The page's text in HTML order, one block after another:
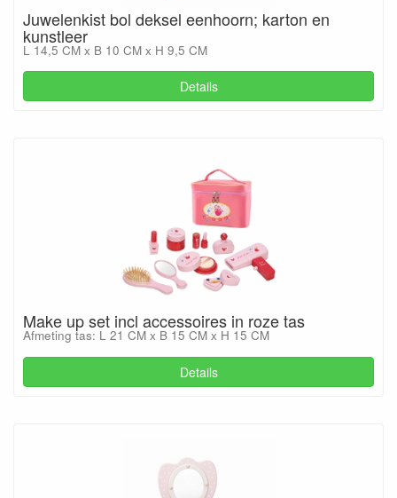
Juwelenkist bol deksel eenhoorn; karton en
kunstleer
L 14,5 CM x B 10 CM x H 9,5 CM
Details
Make up set incl accessoires in roze tas
Afmeting tas: L 21 CM x B 15 CM x H 15 CM
Details